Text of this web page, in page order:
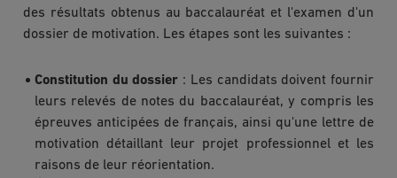
des résultats obtenus au baccalauréat et l'examen d'un
dossier de motivation. Les étapes sont les suivantes :
Constitution du dossier : Les candidats doivent fournir
leurs relevés de notes du baccalauréat, y compris les
épreuves anticipées de français, ainsi qu'une lettre de
motivation détaillant leur projet professionnel et les
raisons de leur réorientation.